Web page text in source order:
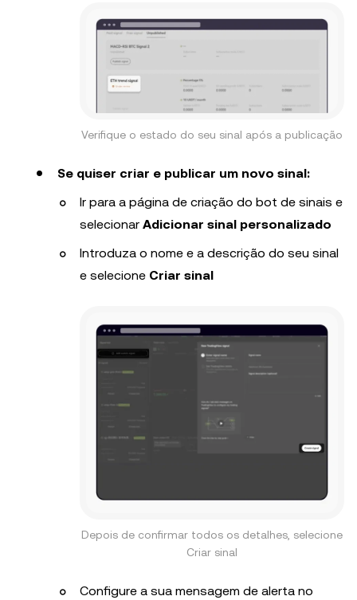
Verifique o estado do seu sinal após a publicação
Se quiser criar e publicar um novo sinal:
Ir para a página de criação do bot de sinais e
selecionar Adicionar sinal personalizado
Introduza o nome e a descrição do seu sinal
e selecione Criar sinal
Depois de confirmar todos os detalhes, selecione
Criar sinal
Configure a sua mensagem de alerta no